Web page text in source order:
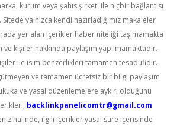
kurum veya şahıs şirketi ile hiçbir bağlantısı
yalnızca kendi hazırladığımız makaleler
yer alan içerikler haber niteliği taşımamakta
kişiler hakkında paylaşım yapılmamaktadır.
ile isim benzerlikleri tamamen tesadüfidir.
ve tamamen ücretsiz bir bilgi paylaşım
ve yasal düzenlemelere aykırı olduğunu
backlinkpanelicomtr@gmail.com
halinde, ilgili içerikler yasal süre içerisinde